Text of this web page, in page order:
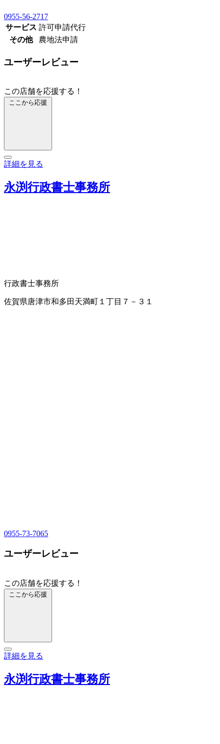
0955-56-2717
サービス 許可申請代行
その他
農地法申請
ユーザーレビュー
この店舗を応援する！
ここから応援
詳細を見る
永渕行政書士事務所
行政書士事務所
佐賀県唐津市和多田天満町１丁目７－３１
0955-73-7065
ユーザーレビュー
この店舗を応援する！
ここから応援
詳細を見る
永渕行政書士事務所